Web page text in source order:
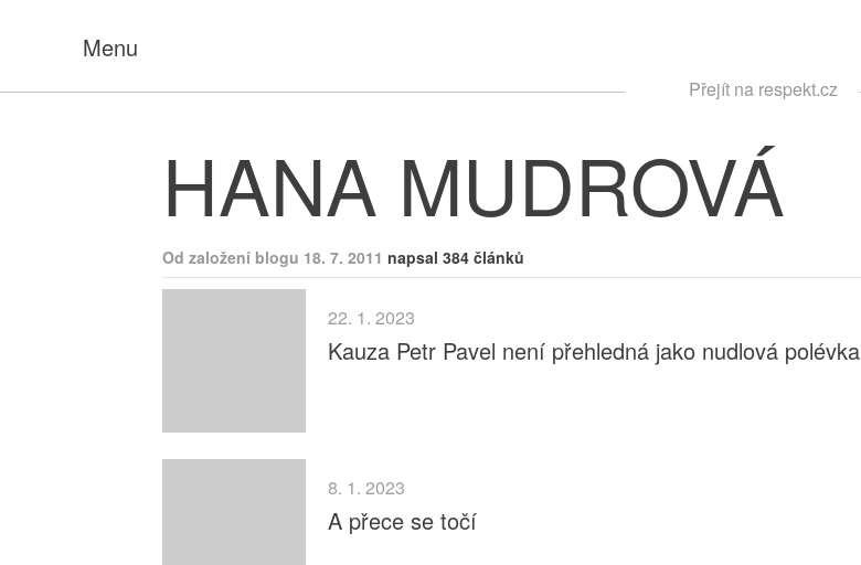
Menu
Přejít na respekt.cz
HANA MUDROVÁ
Od založení blogu 18. 7. 2011 napsal 384 článků
22. 1. 2023
Kauza Petr Pavel není přehledná jako nudlová polévka
8. 1. 2023
A přece se točí